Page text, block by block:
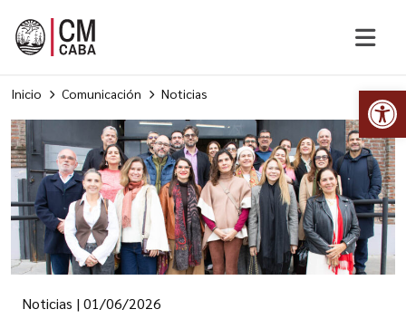
Inicio Comunicación Noticias
Noticias | 01/06/2026